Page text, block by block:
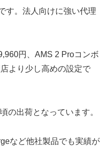
す。法人向けに強い代理
円、AMS 2 Proコンボ
より少し高めの設定で
の出荷となっています。
など他社製品でも実績が